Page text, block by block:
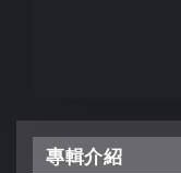
專輯介紹